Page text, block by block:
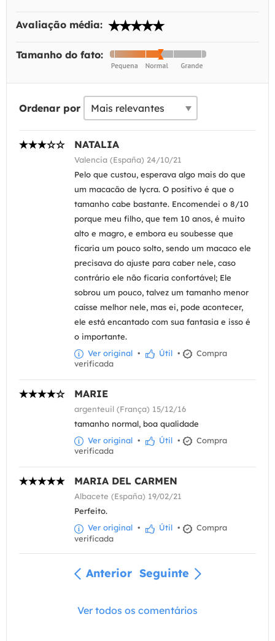
Avaliação média:
Tamanho do fato:
Ordenar por
NATALIA
Valencia (España) 24/10/21
Pelo que custou, esperava algo mais do que
um macacão de lycra. O positivo é que o
tamanho cabe bastante. Encomendei o 8/10
porque meu filho, que tem 10 anos, é muito
alto e magro, e embora eu soubesse que
ficaria um pouco solto, sendo um macaco ele
precisava do ajuste para caber nele, caso
contrário ele não ficaria confortável; Ele
sobrou um pouco, talvez um tamanho menor
caísse melhor nele, mas ei, pode acontecer,
ele está encantado com sua fantasia e isso é
o importante.
Ver original • Útil •
Compra
verificada
MARIE
argenteuil (França) 15/12/16
tamanho normal, boa qualidade
Ver original • Útil •
Compra
verificada
MARIA DEL CARMEN
Albacete (España) 19/02/21
Perfeito.
Ver original • Útil •
Compra
verificada
Anterior Seguinte
Ver todos os comentários